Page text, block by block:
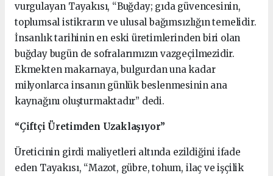
vurgulayan Tayakısı, “Buğday; gıda güvencesinin,
toplumsal istikrarın ve ulusal bağımsızlığın temelidir.
İnsanlık tarihinin en eski üretimlerinden biri olan
buğday bugün de sofralarımızın vazgeçilmezidir.
Ekmekten makarnaya, bulgurdan una kadar
milyonlarca insanın günlük beslenmesinin ana
kaynağını oluşturmaktadır” dedi.
“Çiftçi Üretimden Uzaklaşıyor”
Üreticinin girdi maliyetleri altında ezildiğini ifade
eden Tayakısı, “Mazot, gübre, tohum, ilaç ve işçilik